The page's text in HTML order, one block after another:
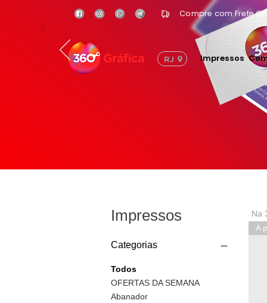
Compre com Frete
Impressos
Categorias
Todos
OFERTAS DA SEMANA
Abanador
A
Na
RJ Impressos